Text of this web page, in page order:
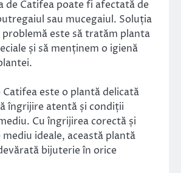
de Catifea poate fi afectată de
sau mucegaiul. Soluția
este să tratăm planta
și să menținem o igienă
Catifea este o plantă delicată
îngrijire atentă și condiții
Cu îngrijirea corectă și
ideale, această plantă
bijuterie în orice